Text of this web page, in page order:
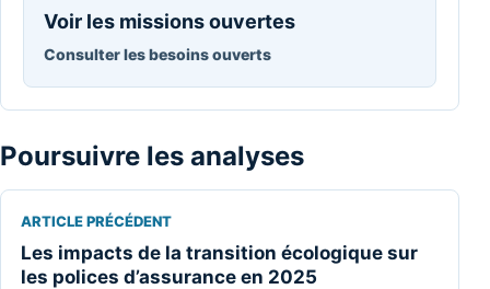
Voir les missions ouvertes
Consulter les besoins ouverts
Poursuivre les analyses
ARTICLE PRÉCÉDENT
Les impacts de la transition écologique sur
les polices d’assurance en 2025